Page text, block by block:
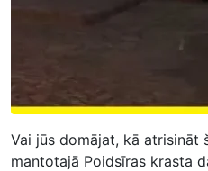
Vai jūs domājat, kā atrisināt
mantotajā Poidsīras krasta